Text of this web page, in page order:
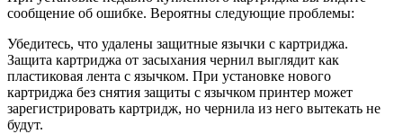
сообщение об ошибке. Вероятны следующие проблемы:
Убедитесь, что удалены защитные язычки с картриджа.
Защита картриджа от засыхания чернил выглядит как
пластиковая лента с язычком. При установке нового
картриджа без снятия защиты с язычком принтер может
зарегистрировать картридж, но чернила из него вытекать не
будут.